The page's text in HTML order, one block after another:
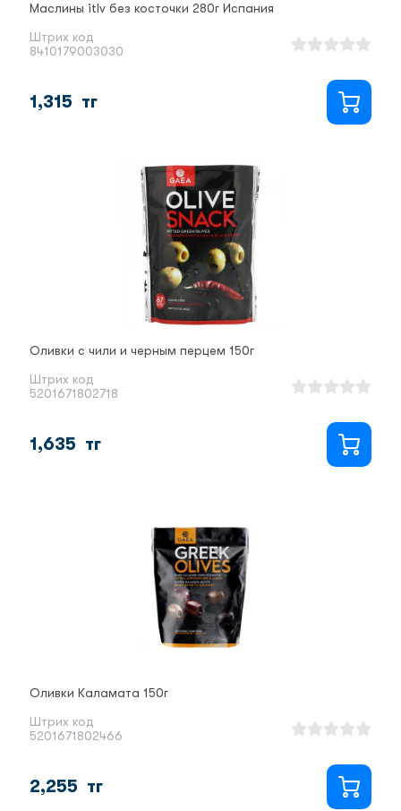
Маслины itlv без косточки 280г Испания
Штрих код
8410179003030
1,315 тг
Оливки с чили и черным перцем 150г
Штрих код
5201671802718
1,635 тг
Оливки Каламата 150г
Штрих код
5201671802466
2,255 тг